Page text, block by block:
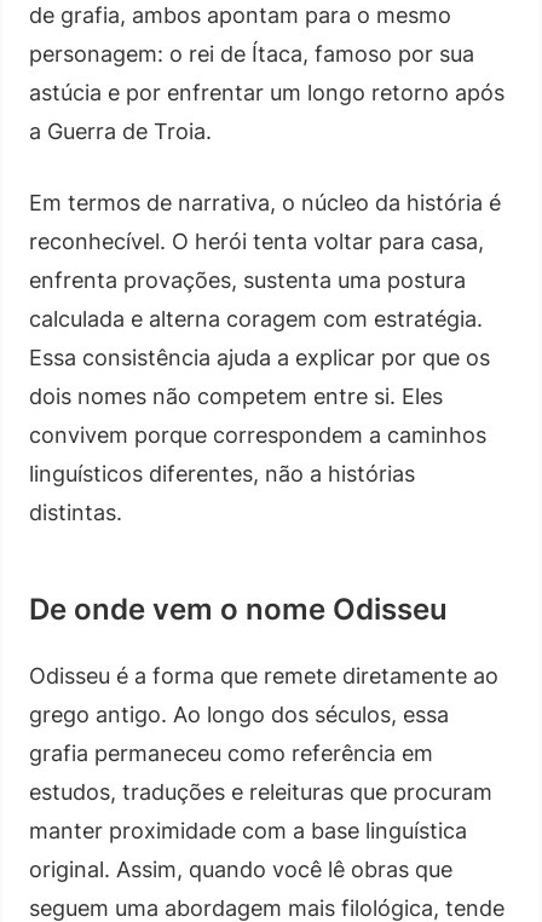
de grafia, ambos apontam para o mesmo
personagem: o rei de Ítaca, famoso por sua
astúcia e por enfrentar um longo retorno após
a Guerra de Troia.
Em termos de narrativa, o núcleo da história é
reconhecível. O herói tenta voltar para casa,
enfrenta provações, sustenta uma postura
calculada e alterna coragem com estratégia.
Essa consistência ajuda a explicar por que os
dois nomes não competem entre si. Eles
convivem porque correspondem a caminhos
linguísticos diferentes, não a histórias
distintas.
De onde vem o nome Odisseu
Odisseu é a forma que remete diretamente ao
grego antigo. Ao longo dos séculos, essa
grafia permaneceu como referência em
estudos, traduções e releituras que procuram
manter proximidade com a base linguística
original. Assim, quando você lê obras que
seguem uma abordagem mais filológica, tende